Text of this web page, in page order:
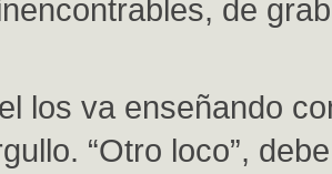
de
los va enseñando
“Otro loco”,